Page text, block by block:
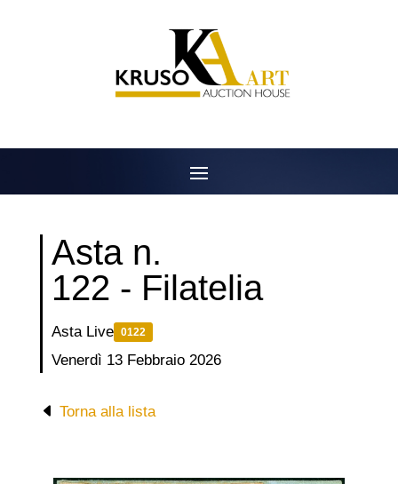
Asta n.
122 - Filatelia
Asta Live 0122
Venerdì 13 Febbraio 2026
Torna alla lista